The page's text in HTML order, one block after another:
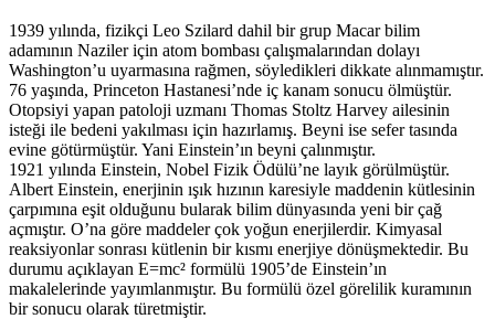
1939 yılında, fizikçi Leo Szilard dahil bir grup Macar bilim
adamının Naziler için atom bombası çalışmalarından dolayı
Washington’u uyarmasına rağmen, söyledikleri dikkate alınmamıştır.
76 yaşında, Princeton Hastanesi’nde iç kanam sonucu ölmüştür.
Otopsiyi yapan patoloji uzmanı Thomas Stoltz Harvey ailesinin
isteği ile bedeni yakılması için hazırlamış. Beyni ise sefer tasında
evine götürmüştür. Yani Einstein’ın beyni çalınmıştır.
1921 yılında Einstein, Nobel Fizik Ödülü’ne layık görülmüştür.
Albert Einstein, enerjinin ışık hızının karesiyle maddenin kütlesinin
çarpımına eşit olduğunu bularak bilim dünyasında yeni bir çağ
açmıştır. O’na göre maddeler çok yoğun enerjilerdir. Kimyasal
reaksiyonlar sonrası kütlenin bir kısmı enerjiye dönüşmektedir. Bu
durumu açıklayan E=mc² formülü 1905’de Einstein’ın
makalelerinde yayımlanmıştır. Bu formülü özel görelilik kuramının
bir sonucu olarak türetmiştir.